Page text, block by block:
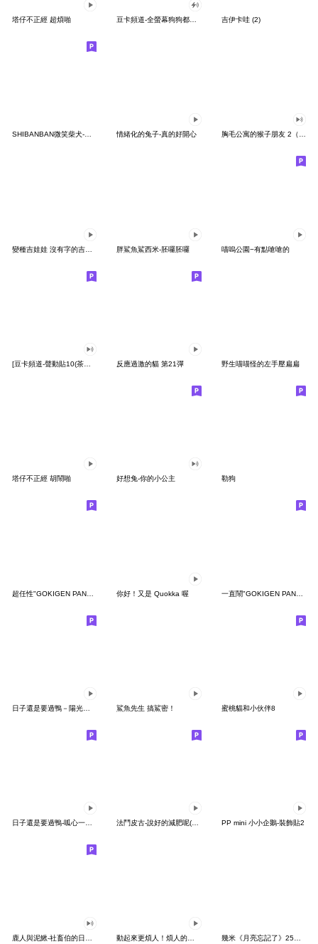
塔仔不正經 超煩啪 吉伊卡哇 (2)
SHIBANBAN微笑柴犬-廢柴寶寶日常 情緒化的兔子-真的好開心 胸毛公寓的猴子朋友 2（有聲動態）
胖鯊魚鯊西米-胚囉胚囉 喵嗚公園−有點嗆嗆的
反應過激的貓 第21彈 野生喵喵怪的左手壓扁扁
塔仔不正經 胡鬧啪 好想兔-你的小公主 勒狗
你好！又是 Quokka 喔 一直鬧"GOKIGEN PANDA" 台灣版
鯊魚先生 搞鯊密！ 蜜桃貓和小伙伴8
日子還是要過鴨-呱心一下鴨 法鬥皮古-說好的減肥呢(第15彈) PP mini 小小企鵝-裝飾貼2
幾米《月亮忘記了》25周年 x 晴天P莉